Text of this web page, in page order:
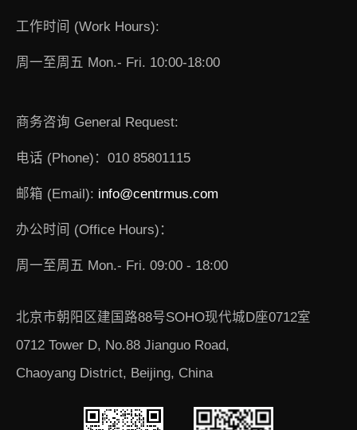
工作时间 (Work Hours):
周一至周五 Mon.- Fri. 10:00-18:00
商务咨询 General Request:
电话 (Phone)：010 85801115
邮箱 (Email): info@centrmus.com
办公时间 (Office Hours)：
周一至周五 Mon.- Fri. 09:00 - 18:00
北京市朝阳区建国路88号SOHO现代城D座0712室
0712 Tower D, No.88 Jianguo Road,
Chaoyang District, Beijing, China